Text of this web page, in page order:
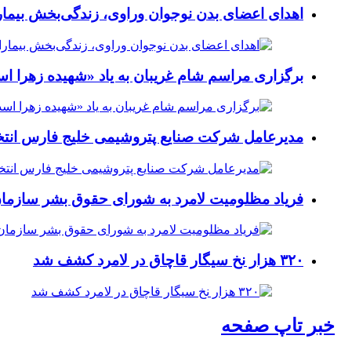
اهدای اعضای بدن نوجوان وراوی، زندگی‌بخش
برگزاری مراسم شام غریبان به یاد «شهیده زهرا
مدیرعامل شرکت صنایع پتروشیمی خلیج فارس
فریاد مظلومیت لامرد به شورای حقوق بشر
۳۲۰ هزار نخ سیگار قاچاق در لامرد کشف شد
خبر تاپ صفحه